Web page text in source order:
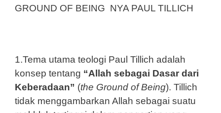
GROUND OF BEING NYA PAUL TILLICH
1.Tema utama teologi Paul Tillich adalah
konsep tentang “Allah sebagai Dasar dari
Keberadaan” (the Ground of Being). Tillich
tidak menggambarkan Allah sebagai suatu